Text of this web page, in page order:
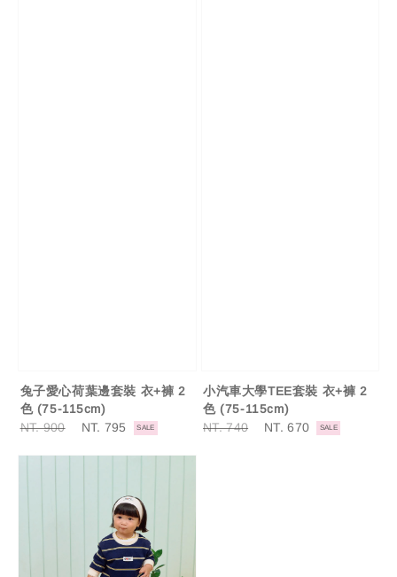
兔子愛心荷葉邊套裝 衣+褲 2
色 (75-115cm)
Regular
NT. 900
Sale
NT. 795 SALE
小汽車大學TEE套裝 衣+褲 2
色 (75-115cm)
Regular
NT. 740
Sale
NT. 670 SALE